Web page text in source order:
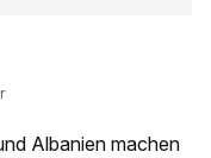
Albanien machen